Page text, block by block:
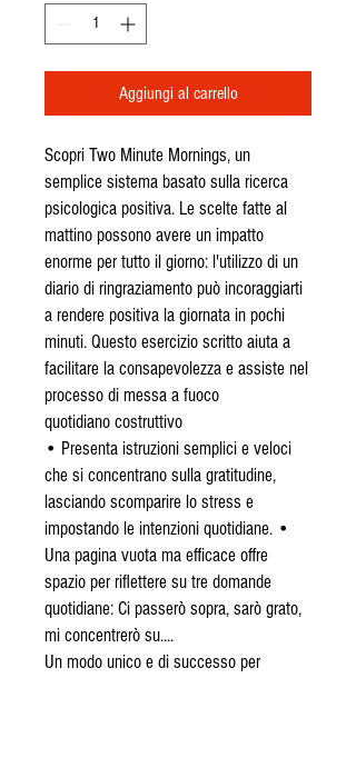
Aggiungi al carrello
Scopri Two Minute Mornings, un
semplice sistema basato sulla ricerca
psicologica positiva. Le scelte fatte al
mattino possono avere un impatto
enorme per tutto il giorno: l'utilizzo di un
diario di ringraziamento può incoraggiarti
a rendere positiva la giornata in pochi
minuti. Questo esercizio scritto aiuta a
facilitare la consapevolezza e assiste nel
processo di messa a fuoco
quotidiano costruttivo
• Presenta istruzioni semplici e veloci
che si concentrano sulla gratitudine,
lasciando scomparire lo stress e
impostando le intenzioni quotidiane. •
Una pagina vuota ma efficace offre
spazio per riflettere su tre domande
quotidiane: Ci passerò sopra, sarò grato,
mi concentrerò su....
Un modo unico e di successo per